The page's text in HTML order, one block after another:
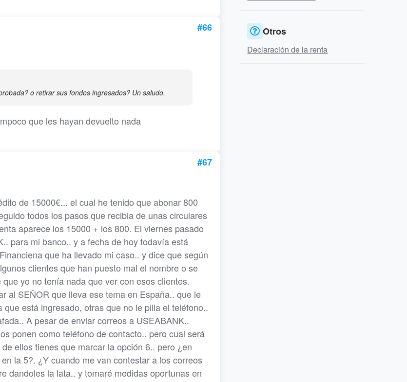
#66
o retirar sus fondos ingresados? Un saludo.
que les hayan devuelto nada
#67
de 15000€... el cual he tenido que abonar 800
todos los pasos que recibia de unas circulares
aparece los 15000 + los 800. El viernes pasado
para mi banco.. y a fecha de hoy todavía está
que ha llevado mi caso.. y dice que según
clientes que han puesto mal el nombre o se
yo no tenía nada que ver con esos clientes.
al SEÑOR que lleva ese tema en España.. que le
está ingresado, otras que no le pilla el teléfono..
A pesar de enviar correos a USEABANK..
ponen como teléfono de contacto.. pero cual será
ellos tienes que marcar la opción 6.. pero ¿en
la 5?. ¿Y cuando me van contestar a los correos
dandoles la lata.. y tomaré medidas oportunas en
Otros
Declaración de la renta